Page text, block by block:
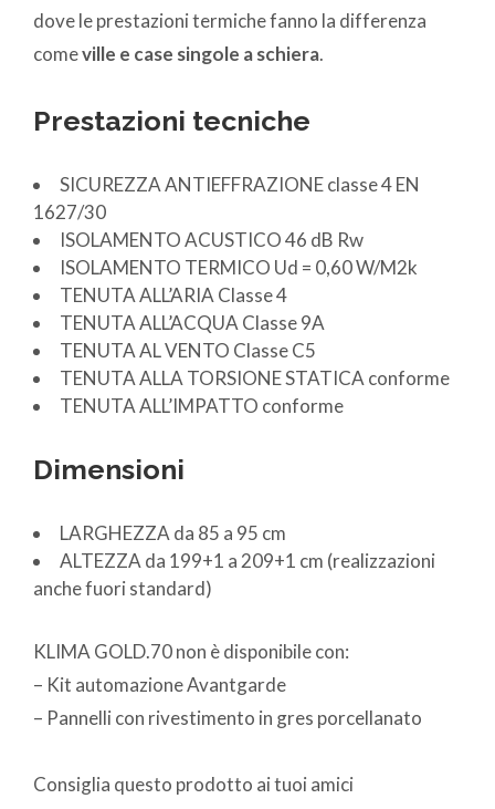
dove le prestazioni termiche fanno la differenza
comeville e case singole a schiera.
Prestazioni tecniche
SICUREZZA ANTIEFFRAZIONE classe 4 EN
1627/30
ISOLAMENTO ACUSTICO 46 dB Rw
ISOLAMENTO TERMICO Ud = 0,60 W/M2k
TENUTA ALL’ARIA Classe 4
TENUTA ALL’ACQUA Classe 9A
TENUTA AL VENTO Classe C5
TENUTA ALLA TORSIONE STATICA conforme
TENUTA ALL’IMPATTO conforme
Dimensioni
LARGHEZZA da 85 a 95 cm
ALTEZZA da 199+1 a 209+1 cm (realizzazioni
anche fuori standard)
KLIMA GOLD.70 non è disponibile con:
– Kit automazione Avantgarde
– Pannelli con rivestimento in gres porcellanato
Consiglia questo prodotto ai tuoi amici